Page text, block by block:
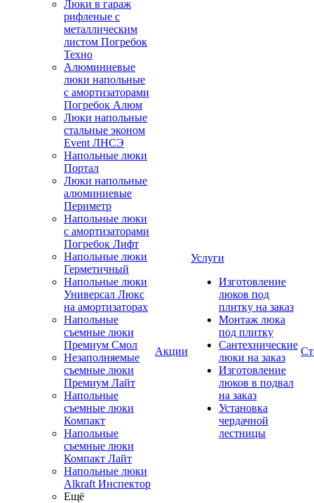
Люки в гараж
рифленые с
металлическим
листом Погребок
Техно
Алюминиевые
люки напольные
с амортизаторами
Погребок Алюм
Люки напольные
стальные эконом
Event ЛНСЭ
Напольные люки
Портал
Люки напольные
алюминиевые
Периметр
Напольные люки
с амортизаторами
Погребок Лифт
Напольные люки
Герметичный
Напольные люки
Универсал Люкс
на амортизаторах
Напольные
съемные люки
Премиум Смол
Незаполняемые
съемные люки
Премиум Лайт
Напольные
съемные люки
Компакт
Напольные
съемные люки
Компакт Лайт
Напольные люки
Alkraft Инспектор
Ещё
Акции
Услуги
Изготовление
люков под
плитку на заказ
Монтаж люка
под плитку
Сантехнические
люки на заказ
Изготовление
люков в подвал
на заказ
Установка
чердачной
лестницы